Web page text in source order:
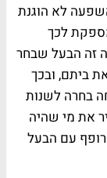
לא הוגנת
לכך
זה הבעל שבחר
ביתם, ובכך
בחרה לשנות
את מי שהיה
עם הבעל